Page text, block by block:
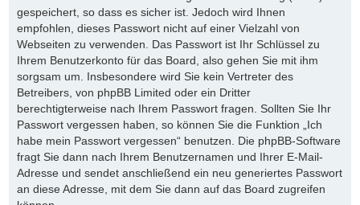
gespeichert, so dass es sicher ist. Jedoch wird Ihnen
empfohlen, dieses Passwort nicht auf einer Vielzahl von
Webseiten zu verwenden. Das Passwort ist Ihr Schlüssel zu
Ihrem Benutzerkonto für das Board, also gehen Sie mit ihm
sorgsam um. Insbesondere wird Sie kein Vertreter des
Betreibers, von phpBB Limited oder ein Dritter
berechtigterweise nach Ihrem Passwort fragen. Sollten Sie Ihr
Passwort vergessen haben, so können Sie die Funktion „Ich
habe mein Passwort vergessen“ benutzen. Die phpBB-Software
fragt Sie dann nach Ihrem Benutzernamen und Ihrer E-Mail-
Adresse und sendet anschließend ein neu generiertes Passwort
an diese Adresse, mit dem Sie dann auf das Board zugreifen